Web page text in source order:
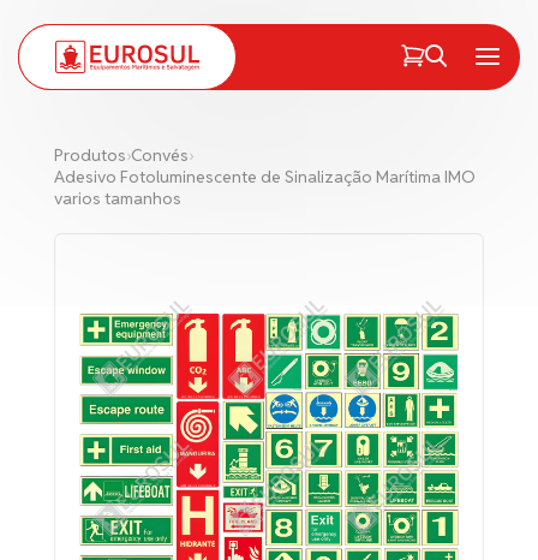
Menu
Produtos›Convés›
Adesivo Fotoluminescente de Sinalização Marítima IMO
varios tamanhos